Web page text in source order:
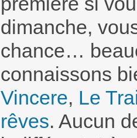
dimanche,
chance…
connaissons
Vincere, Le
rêves. Aucun